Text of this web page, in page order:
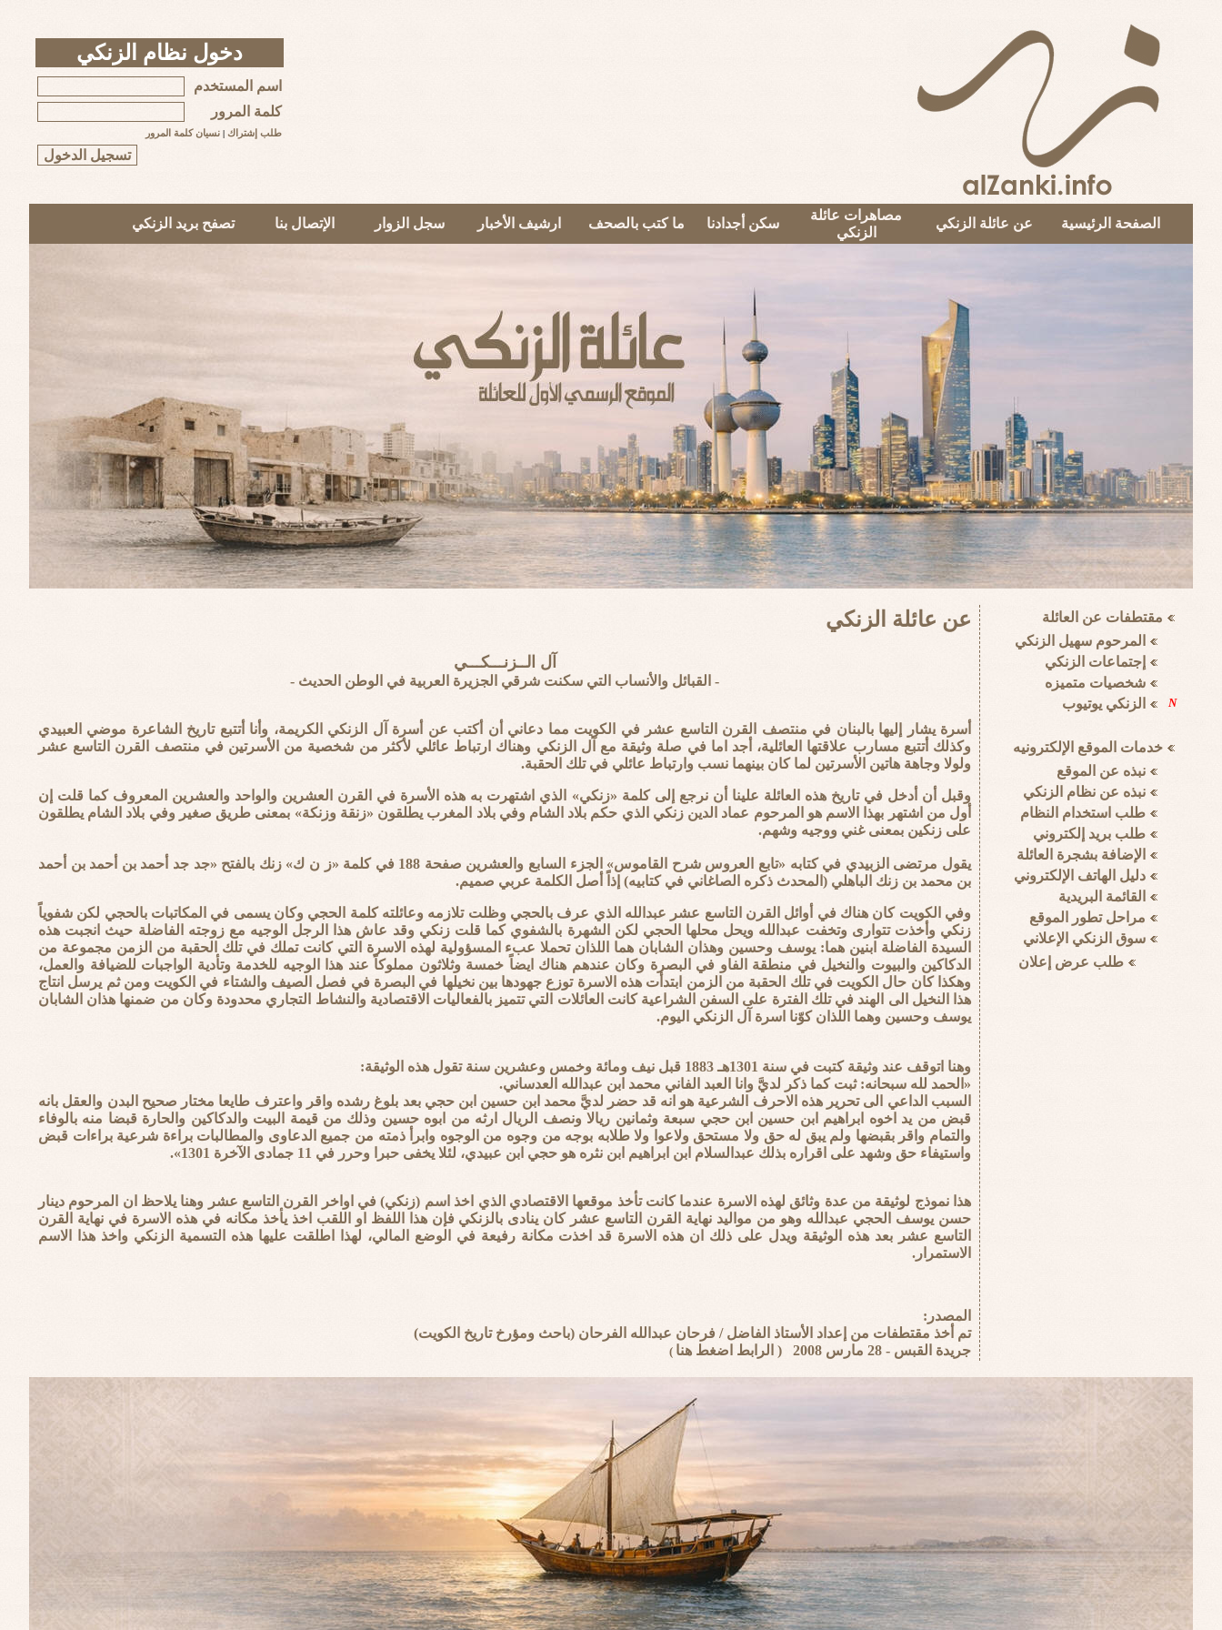
دخول نظام الزنكي
اسم المستخدم
كلمة المرور
طلب إشتراك | نسيان كلمة المرور
تصفح بريد الزنكي الإتصال بنا سجل الزوار ارشيف الأخبار ما كتب بالصحف سكن أجدادنا
مصاهرات عائلة
الزنكي
عن عائلة الزنكي الصفحة الرئيسية
عن عائلة الزنكي
آل الــزنـــكـــي
- القبائل والأنساب التي سكنت شرقي الجزيرة العربية في الوطن الحديث -
أسرة يشار إليها بالبنان في منتصف القرن التاسع عشر في الكويت مما دعاني أن أكتب عن أسرة آل الزنكي الكريمة، وأنا أتتبع تاريخ الشاعرة موضي العبيدي
وكذلك أتتبع مسارب علاقتها العائلية، أجد اما في صلة وثيقة مع آل الزنكي وهناك ارتباط عائلي لأكثر من شخصية من الأسرتين في منتصف القرن التاسع عشر
ولولا وجاهة هاتين الأسرتين لما كان بينهما نسب وارتباط عائلي في تلك الحقبة.
وقبل أن أدخل في تاريخ هذه العائلة علينا أن نرجع إلى كلمة «زنكي» الذي اشتهرت به هذه الأسرة في القرن العشرين والواحد والعشرين المعروف كما قلت إن
أول من اشتهر بهذا الاسم هو المرحوم عماد الدين زنكي الذي حكم بلاد الشام وفي بلاد المغرب يطلقون «زنقة وزنكة» بمعنى طريق صغير وفي بلاد الشام يطلقون
على زنكين بمعنى غني ووجيه وشهم.
يقول مرتضى الزبيدي في كتابه «تابع العروس شرح القاموس» الجزء السابع والعشرين صفحة 188 في كلمة «ز ن ك» زنك بالفتح «جد جد أحمد بن أحمد بن أحمد
بن محمد بن زنك الباهلي (المحدث ذكره الصاغاني في كتابيه) إذاً أصل الكلمة عربي صميم.
وفي الكويت كان هناك في أوائل القرن التاسع عشر عبدالله الذي عرف بالحجي وظلت تلازمه وعائلته كلمة الحجي وكان يسمى في المكاتبات بالحجي لكن شفوياً
زنكي وأخذت تتوارى وتخفت عبدالله ويحل محلها الحجي لكن الشهرة بالشفوي كما قلت زنكي وقد عاش هذا الرجل الوجيه مع زوجته الفاضلة حيث انجبت هذه
السيدة الفاضلة ابنين هما: يوسف وحسين وهذان الشابان هما اللذان تحملا عبء المسؤولية لهذه الاسرة التي كانت تملك في تلك الحقبة من الزمن مجموعة من
الدكاكين والبيوت والنخيل في منطقة الفاو في البصرة وكان عندهم هناك ايضاً خمسة وثلاثون مملوكاً عند هذا الوجيه للخدمة وتأدية الواجبات للضيافة والعمل،
وهكذا كان حال الكويت في تلك الحقبة من الزمن ابتدأت هذه الاسرة توزع جهودها بين نخيلها في البصرة في فصل الصيف والشتاء في الكويت ومن ثم يرسل انتاج
هذا النخيل الى الهند في تلك الفترة على السفن الشراعية كانت العائلات التي تتميز بالفعاليات الاقتصادية والنشاط التجاري محدودة وكان من ضمنها هذان الشابان
يوسف وحسين وهما اللذان كوّنا اسرة آل الزنكي اليوم.
وهنا اتوقف عند وثيقة كتبت في سنة 1301هـ 1883 قبل نيف ومائة وخمس وعشرين سنة تقول هذه الوثيقة:
«الحمد لله سبحانه: ثبت كما ذكر لديَّ وانا العبد الفاني محمد ابن عبدالله العدساني.
السبب الداعي الى تحرير هذه الاحرف الشرعية هو انه قد حضر لديَّ محمد ابن حسين ابن حجي بعد بلوغ رشده واقر واعترف طايعا مختار صحيح البدن والعقل بانه
قبض من يد اخوه ابراهيم ابن حسين ابن حجي سبعة وثمانين ريالا ونصف الريال ارثه من ابوه حسين وذلك من قيمة البيت والدكاكين والحارة قبضا منه بالوفاء
والتمام واقر بقبضها ولم يبق له حق ولا مستحق ولاعوا ولا طلابه بوجه من وجوه من الوجوه وابرأ ذمته من جميع الدعاوى والمطالبات براءة شرعية براءات قبض
واستيفاء حق وشهد على اقراره بذلك عبدالسلام ابن ابراهيم ابن نثره هو حجي ابن عبيدي، لئلا يخفى حبرا وحرر في 11 جمادى الآخرة 1301».
هذا نموذج لوثيقة من عدة وثائق لهذه الاسرة عندما كانت تأخذ موقعها الاقتصادي الذي اخذ اسم (زنكي) في اواخر القرن التاسع عشر وهنا يلاحظ ان المرحوم دينار
حسن يوسف الحجي عبدالله وهو من مواليد نهاية القرن التاسع عشر كان ينادى بالزنكي فإن هذا اللفظ او اللقب اخذ يأخذ مكانه في هذه الاسرة في نهاية القرن
التاسع عشر بعد هذه الوثيقة ويدل على ذلك ان هذه الاسرة قد اخذت مكانة رفيعة في الوضع المالي، لهذا اطلقت عليها هذه التسمية الزنكي واخذ هذا الاسم
الاستمرار.
المصدر:
تم أخذ مقتطفات من إعداد الأستاذ الفاضل / فرحان عبدالله الفرحان (باحث ومؤرخ تاريخ الكويت)
جريدة القبس - 28 مارس 2008
( الرابط اضغط هنا )